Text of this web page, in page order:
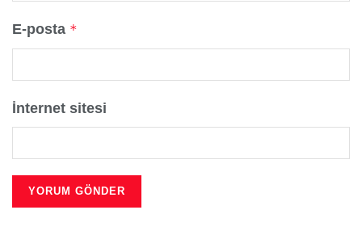
E-posta *
İnternet sitesi